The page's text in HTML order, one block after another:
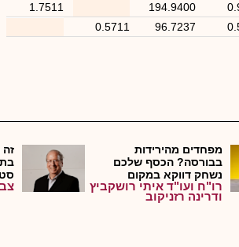
194.9400
1.7511
96.7237
0.5711
מפחדים מהירידות
בבורסה? הכסף שלכם
נשחק דווקא במקום
שנחש...
רו"ח ועו"ד איתי רושקביץ
ודרינה רזניקוב
זה